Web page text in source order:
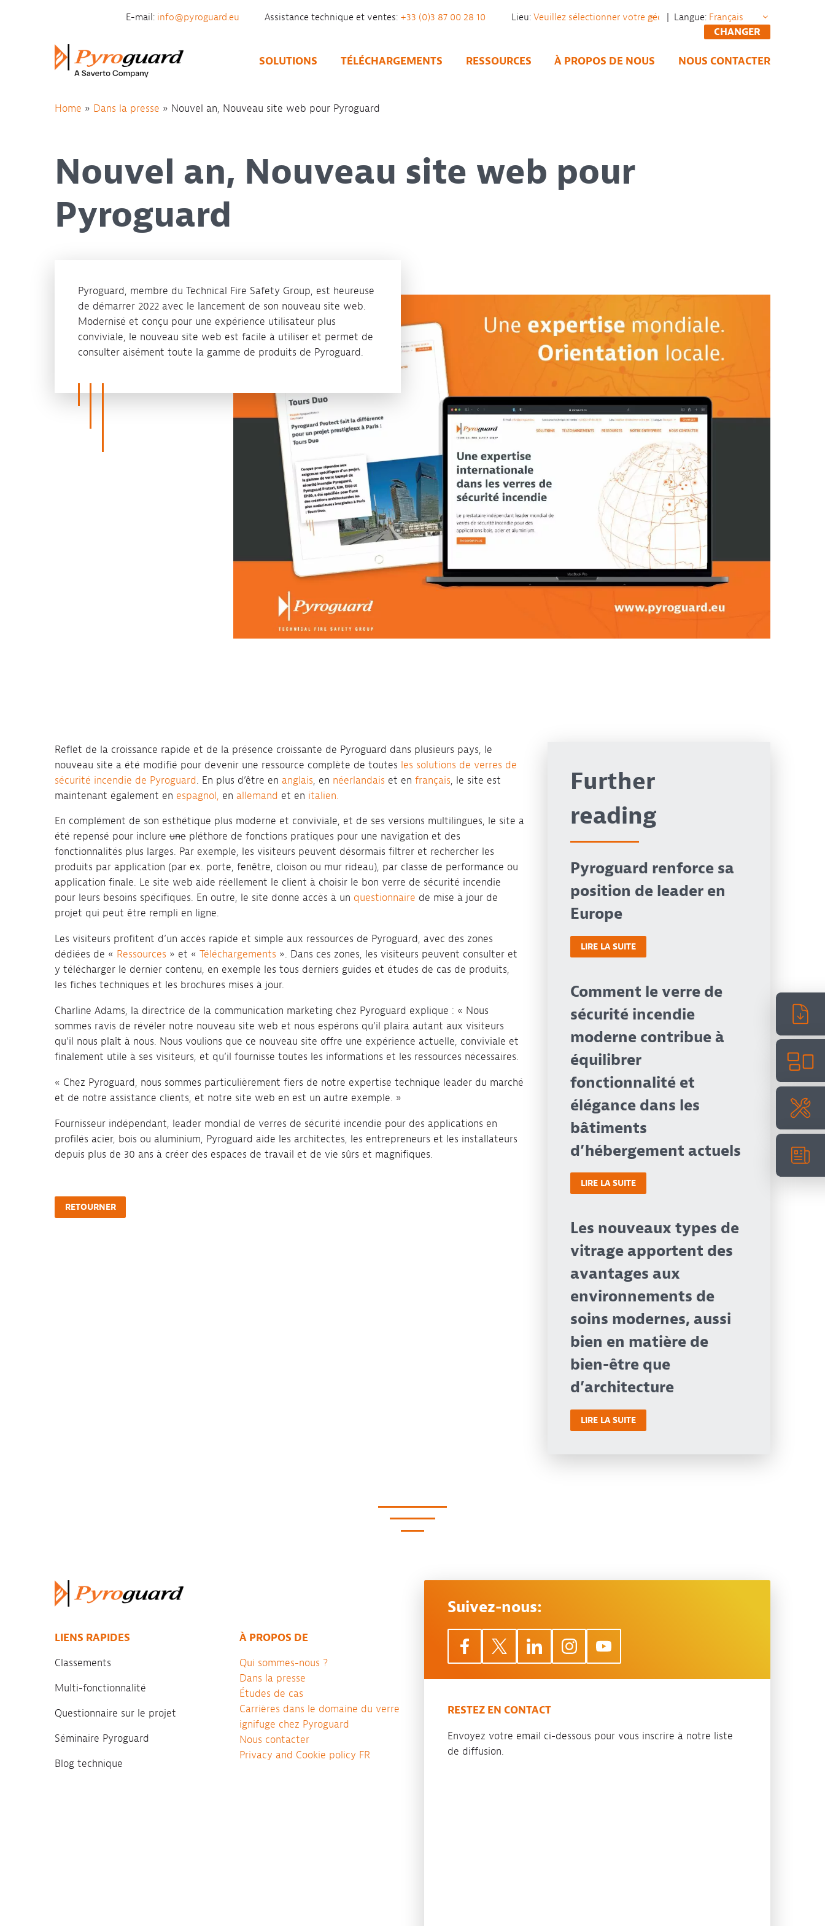
E-mail: info@pyroguard.eu Assistance technique et ventes: +33 (0)3 87 00 28 10 Lieu:
| Langue:
CHANGER
SOLUTIONS TÉLÉCHARGEMENTS RESSOURCES À PROPOS DE NOUS NOUS CONTACTER
Home » Dans la presse » Nouvel an, Nouveau site web pour Pyroguard
Nouvel an, Nouveau site web pour
Pyroguard
Pyroguard, membre du Technical Fire Safety Group, est heureuse
de démarrer 2022 avec le lancement de son nouveau site web.
Modernisé et conçu pour une expérience utilisateur plus
conviviale, le nouveau site web est facile à utiliser et permet de
consulter aisément toute la gamme de produits de Pyroguard.
Reflet de la croissance rapide et de la présence croissante de Pyroguard dans plusieurs pays, le
nouveau site a été modifié pour devenir une ressource complète de toutes les solutions de verres de
sécurité incendie de Pyroguard. En plus d’être en anglais, en néerlandais et en français, le site est
maintenant également en espagnol, en allemand et en italien.
En complément de son esthétique plus moderne et conviviale, et de ses versions multilingues, le site a
été repensé pour inclureunepléthore de fonctions pratiques pour une navigation et des
fonctionnalités plus larges. Par exemple, les visiteurs peuvent désormais filtrer et rechercher les
produits par application (par ex. porte, fenêtre, cloison ou mur rideau), par classe de performance ou
application finale. Le site web aide réellement le client à choisir le bon verre de sécurité incendie
pour leurs besoins spécifiques. En outre, le site donne accès à un questionnaire de mise à jour de
projet qui peut être rempli en ligne.
Les visiteurs profitent d’un accès rapide et simple aux ressources de Pyroguard, avec des zones
dédiées de « Ressources » et « Téléchargements ». Dans ces zones, les visiteurs peuvent consulter et
y télécharger le dernier contenu, en exemple les tous derniers guides et études de cas de produits,
les fiches techniques et les brochures mises à jour.
Charline Adams, la directrice de la communication marketing chez Pyroguard explique : « Nous
sommes ravis de révéler notre nouveau site web et nous espérons qu’il plaira autant aux visiteurs
qu’il nous plaît à nous. Nous voulions que ce nouveau site offre une expérience actuelle, conviviale et
finalement utile à ses visiteurs, et qu’il fournisse toutes les informations et les ressources nécessaires.
« Chez Pyroguard, nous sommes particulièrement fiers de notre expertise technique leader du marché
et de notre assistance clients, et notre site web en est un autre exemple. »
Fournisseur indépendant, leader mondial de verres de sécurité incendie pour des applications en
profilés acier, bois ou aluminium, Pyroguard aide les architectes, les entrepreneurs et les installateurs
depuis plus de 30 ans à créer des espaces de travail et de vie sûrs et magnifiques.
RETOURNER
Further
reading
Pyroguard renforce sa
position de leader en
Europe
LIRE LA SUITE
Comment le verre de
sécurité incendie
moderne contribue à
équilibrer
fonctionnalité et
élégance dans les
bâtiments
d’hébergement actuels
LIRE LA SUITE
Les nouveaux types de
vitrage apportent des
avantages aux
environnements de
soins modernes, aussi
bien en matière de
bien-être que
d’architecture
LIRE LA SUITE
LIENS RAPIDES
Classements
Multi-fonctionnalité
Questionnaire sur le projet
Séminaire Pyroguard
Blog technique
À PROPOS DE
Qui sommes-nous ?
Dans la presse
Études de cas
Carrières dans le domaine du verre
ignifuge chez Pyroguard
Nous contacter
Privacy and Cookie policy FR
Suivez-nous:
RESTEZ EN CONTACT
Envoyez votre email ci-dessous pour vous inscrire à notre liste
de diffusion.